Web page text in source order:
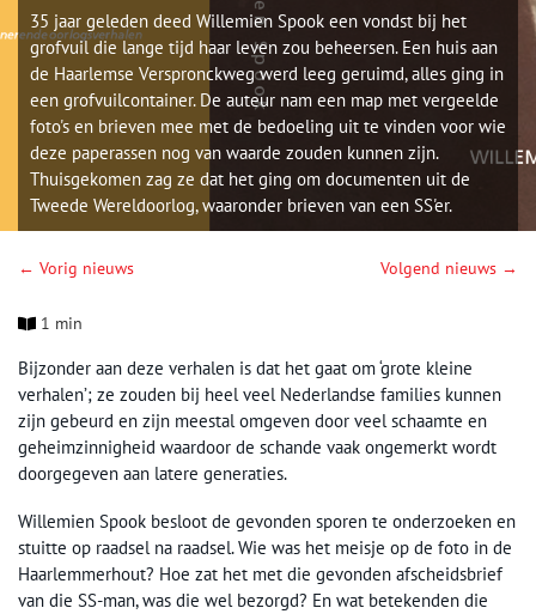
35 jaar geleden deed Willemien Spook een vondst bij het
grofvuil die lange tijd haar leven zou beheersen. Een huis aan
de Haarlemse Verspronckweg werd leeg geruimd, alles ging in
een grofvuilcontainer. De auteur nam een map met vergeelde
foto's en brieven mee met de bedoeling uit te vinden voor wie
deze paperassen nog van waarde zouden kunnen zijn.
Thuisgekomen zag ze dat het ging om documenten uit de
Tweede Wereldoorlog, waaronder brieven van een SS'er.
← Vorig nieuws Volgend nieuws →
1 min
Bijzonder aan deze verhalen is dat het gaat om ‘grote kleine
verhalen’; ze zouden bij heel veel Nederlandse families kunnen
zijn gebeurd en zijn meestal omgeven door veel schaamte en
geheimzinnigheid waardoor de schande vaak ongemerkt wordt
doorgegeven aan latere generaties.
Willemien Spook besloot de gevonden sporen te onderzoeken en
stuitte op raadsel na raadsel. Wie was het meisje op de foto in de
Haarlemmerhout? Hoe zat het met die gevonden afscheidsbrief
van die SS-man, was die wel bezorgd? En wat betekenden die